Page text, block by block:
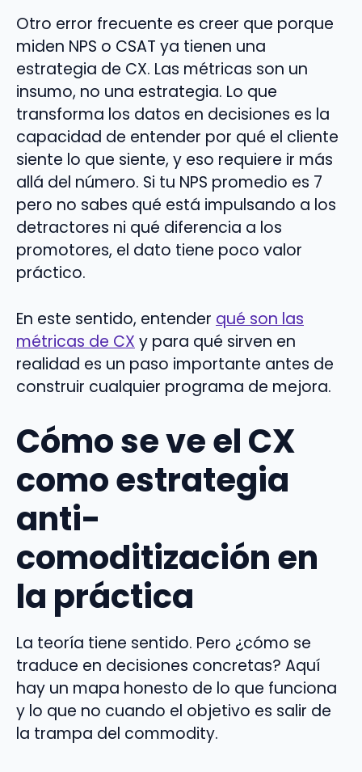
Otro error frecuente es creer que porque
miden NPS o CSAT ya tienen una
estrategia de CX. Las métricas son un
insumo, no una estrategia. Lo que
transforma los datos en decisiones es la
capacidad de entender por qué el cliente
siente lo que siente, y eso requiere ir más
allá del número. Si tu NPS promedio es 7
pero no sabes qué está impulsando a los
detractores ni qué diferencia a los
promotores, el dato tiene poco valor
práctico.
En este sentido, entender qué son las
métricas de CX y para qué sirven en
realidad es un paso importante antes de
construir cualquier programa de mejora.
Cómo se ve el CX
como estrategia
anti-
comoditización en
la práctica
La teoría tiene sentido. Pero ¿cómo se
traduce en decisiones concretas? Aquí
hay un mapa honesto de lo que funciona
y lo que no cuando el objetivo es salir de
la trampa del commodity.